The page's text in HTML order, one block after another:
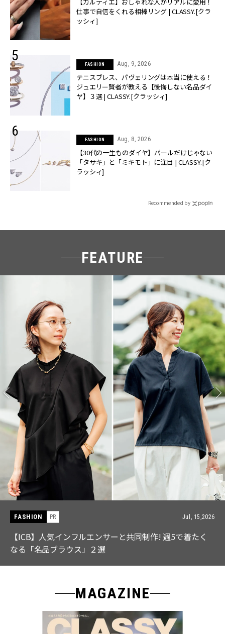
仕事で自信をくれる相棒リング | CLASSY.[クラ
ッシィ]
FASHION Aug, 9, 2026
テニスブレス、パヴェリングは本当に使える！
ジュエリー賢者が教える【後悔しない名品ダイ
ヤ】３選 | CLASSY.[クラッシィ]
FASHION Aug, 8, 2026
【30代の一生ものダイヤ】パールだけじゃない
「タサキ」と「ミキモト」に注目 | CLASSY.[ク
ラッシィ]
Recommended by
FEATURE
FASHION PR Jul, 15,2026
【ICB】人気インフルエンサーと共同制作! 週5で着たく
なる「名品ブラウス」２選
MAGAZINE